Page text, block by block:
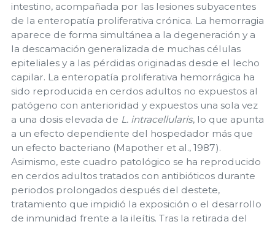
intestino, acompañada por las lesiones subyacentes
de la enteropatía proliferativa crónica. La hemorragia
aparece de forma simultánea a la degeneración y a
la descamación generalizada de muchas células
epiteliales y a las pérdidas originadas desde el lecho
capilar. La enteropatía proliferativa hemorrágica ha
sido reproducida en cerdos adultos no expuestos al
patógeno con anterioridad y expuestos una sola vez
a una dosis elevada de L. intracellularis, lo que apunta
a un efecto dependiente del hospedador más que
un efecto bacteriano (Mapother et al., 1987).
Asimismo, este cuadro patológico se ha reproducido
en cerdos adultos tratados con antibióticos durante
periodos prolongados después del destete,
tratamiento que impidió la exposición o el desarrollo
de inmunidad frente a la ileítis. Tras la retirada del